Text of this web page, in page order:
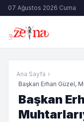
07 Ağustos 2026 Cuma
Ana Sayfa ›
Başkan Erhan Güzel,
Başkan